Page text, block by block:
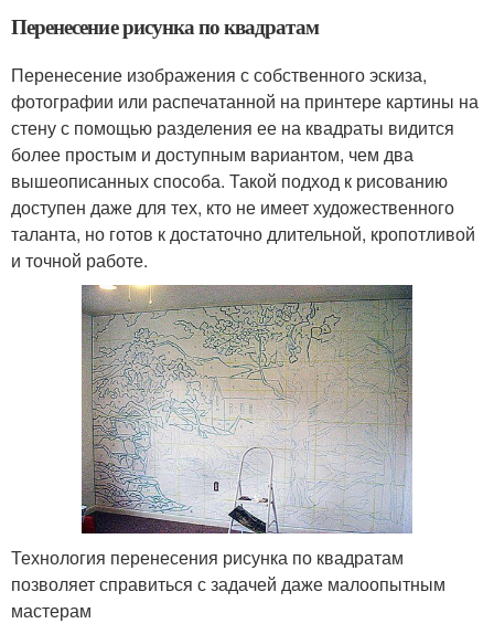
Перенесение рисунка по квадратам
Перенесение изображения с собственного эскиза,
фотографии или распечатанной на принтере картины на
стену с помощью разделения ее на квадраты видится
более простым и доступным вариантом, чем два
вышеописанных способа. Такой подход к рисованию
доступен даже для тех, кто не имеет художественного
таланта, но готов к достаточно длительной, кропотливой
и точной работе.
Технология перенесения рисунка по квадратам
позволяет справиться с задачей даже малоопытным
мастерам